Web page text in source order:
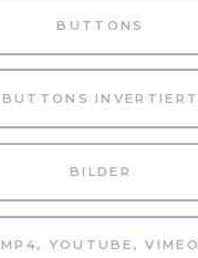
BUTTONS
BUTTONS INVERTIERT
BILDER
MP4, YOUTUBE, VIMEO